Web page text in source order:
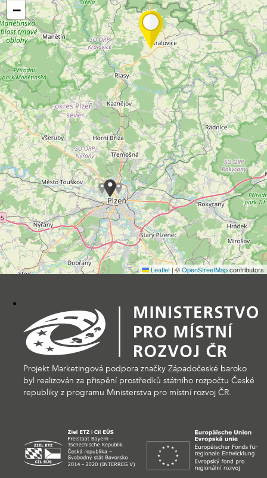
−
Leaflet |©OpenStreetMapcontributors
Projekt Marketingová podpora značky Západočeské baroko
byl realizován za přispění prostředků státního rozpočtu České
republiky z programu Ministerstva pro místní rozvoj ČR.